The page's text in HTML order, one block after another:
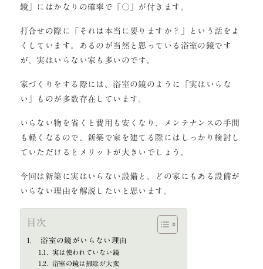
鏡」にはかなりの確率で「〇」が付きます。
打合せの際に「それは本当に要りますか？」という話をよ
くしています。あるのが当然と思っている浴室の鏡です
が、実はいらない家も多いのです。
家づくりをする際には、浴室の鏡のように「実はいらな
い」ものが多数存在しています。
いらない物を省くと費用も安くなり、メンテナンスの手間
も軽くなるので、新築で家を建てる際にはしっかり検討し
ていただけるとメリットが大きいでしょう。
今回は新築に実はいらない設備と、どの家にもある設備が
いらない理由を解説したいと思います。
目次
浴室の鏡がいらない理由
実は使われていない鏡
浴室の鏡は掃除が大変